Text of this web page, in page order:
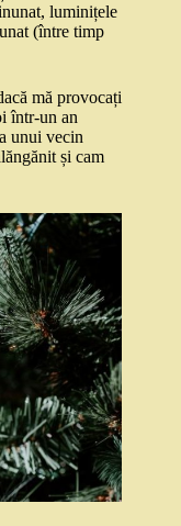
luminițele
(între timp
mă provocați
într-un an
unui vecin
și cam